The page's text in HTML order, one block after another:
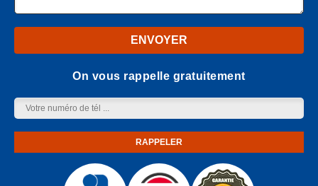
On vous rappelle gratuitement